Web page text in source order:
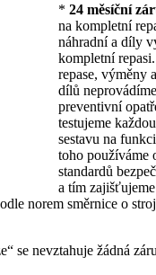
* 24 měsíční
na kompletní
náhradní a díly
kompletní
repase, výměny
dílů
preventivní
testujeme
sestavu na
toho používáme
standardů
a tím
norem směrnice o
se nevztahuje žádná